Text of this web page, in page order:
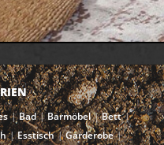
Bad Barmöbel
Bett
Esstisch
Garderobe